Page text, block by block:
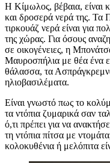
Η Κίμωλος, βέβαια, είναι
και δροσερά νερά της. Τα
τιρκουάζ νερά είναι για
της χώρας. Για όσους
σε οικογένειες, η
Μαυροσπήλια με θέα ένα
θάλασσα, τα
ηλιοβασιλέματα.
Είναι γνωστό πως το
τα ντόπια ζυμαρικά σαν
ό,τι πρέπει για να
τη ντόπια πίτσα με
κολοκυθένια ή μελόπιτα